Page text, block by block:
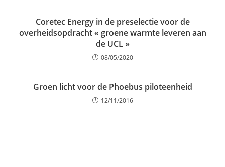
Coretec Energy in de preselectie voor de
overheidsopdracht « groene warmte leveren aan
de UCL »
08/05/2020
Groen licht voor de Phoebus piloteenheid
12/11/2016